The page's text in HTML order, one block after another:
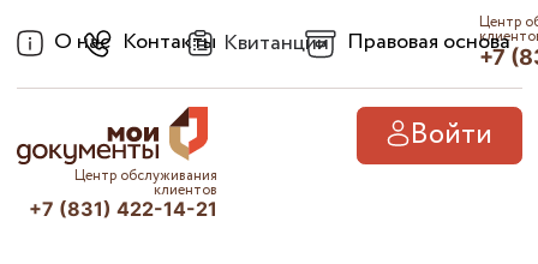
О нас Контакты Квитанции Правовая основа
Центр
+7
Войти
Центр обслуживания
клиентов
+7 (831) 422-14-21